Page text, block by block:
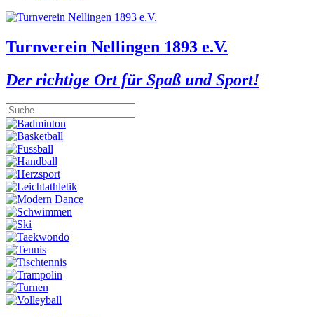
Turnverein Nellingen 1893 e.V.
Der richtige Ort für Spaß und Sport!